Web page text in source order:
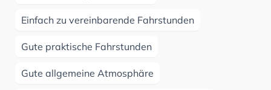
Einfach zu vereinbarende Fahrstunden
Gute praktische Fahrstunden
Gute allgemeine Atmosphäre